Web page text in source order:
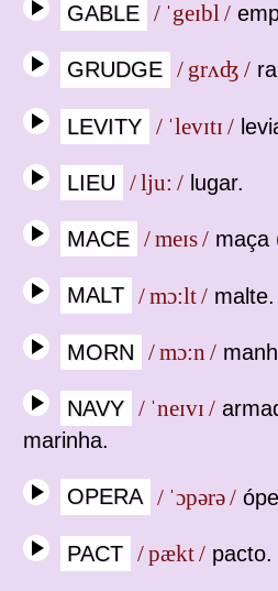
GABLE / ˈgeɪbl /
GRUDGE / grʌʤ /
LEVITY / ˈlevɪtɪ /
LIEU / lju: / lugar.
MACE / meɪs / maça
MALT / mɔ:lt / malte.
MORN / mɔ:n /
NAVY / ˈneɪvɪ /
marinha.
OPERA / ˈɔpərə /
PACT / pækt / pacto.